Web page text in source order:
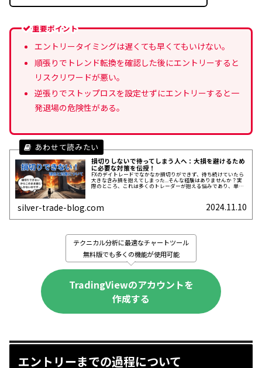
重要ポイント
エントリータイミングは遅くても早くてもいけない。
順張りでトレンド転換を確認した後にエントリーすると
リスクリワードが悪い。
逆張りでストップロスを設定せずにエントリーすると一
発退場の危険性がある。
損切りしないで待ってしまう人へ：大損を避けるため
に必要な対策を伝授！
FXのデイトレードでなかなか損切りができず、待ち続けていたら
大きな含み損を抱えてしまった...そんな経験はありませんか？実
際のところ、これは多くのトレーダーが抱える悩みであり、単な
由を深掘りし、値動きを正確に把握することで可能となる対策を
お伝えします。これを知れば...
silver-trade-blog.com 2024.11.10
テクニカル分析に最適なチャートツール
無料版でも多くの機能が使用可能
TradingViewのアカウントを
作成する
エントリーまでの過程について